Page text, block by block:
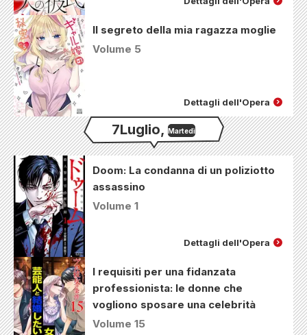
Il segreto della mia ragazza moglie
Volume 5
Dettagli dell'Opera
7Luglio, Martedì
Doom: La condanna di un poliziotto
assassino
Volume 1
Dettagli dell'Opera
I requisiti per una fidanzata
professionista: le donne che
vogliono sposare una celebrità
Volume 15